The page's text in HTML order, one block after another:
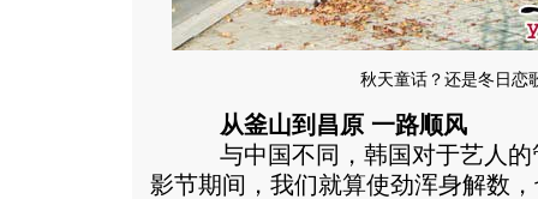
秋天童话？还是冬日恋
从釜山到昌原 一路顺风
与中国不同，韩国对于艺人的
影节期间，我们就算使劲浑身解数